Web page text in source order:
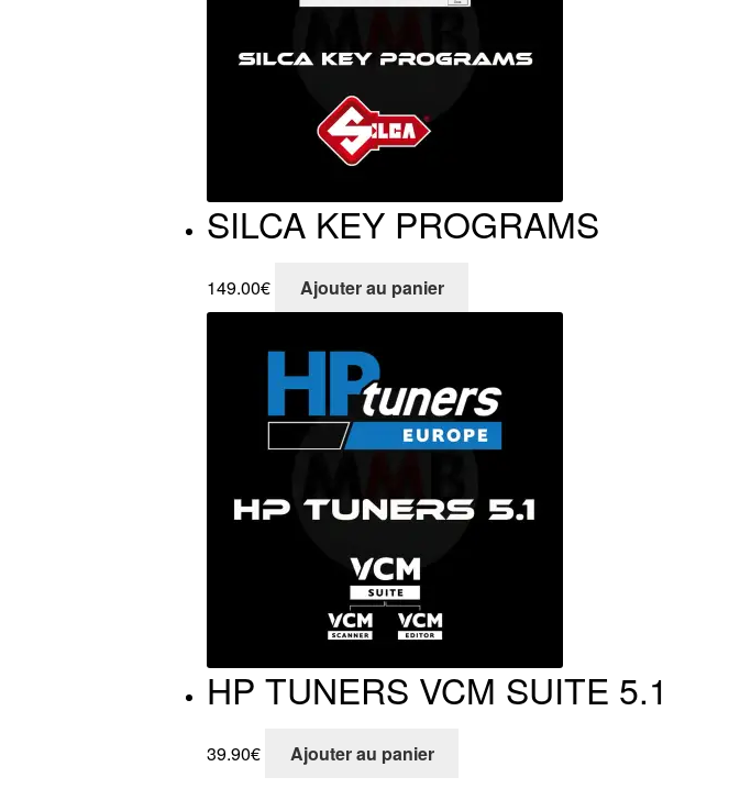
SILCA KEY PROGRAMS
149.00€ Ajouter au panier
HP TUNERS VCM SUITE 5.1
39.90€ Ajouter au panier